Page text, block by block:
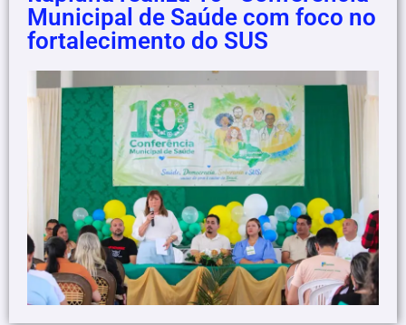
Municipal de Saúde com foco no
fortalecimento do SUS